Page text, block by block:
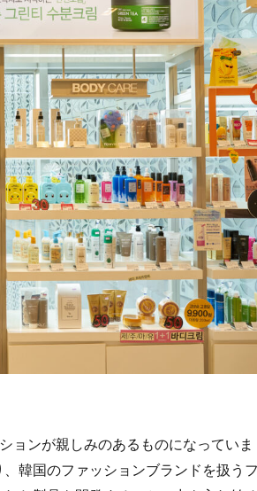
ョンが親しみのあるものになっていま
韓国のファッションブランドを扱うフ